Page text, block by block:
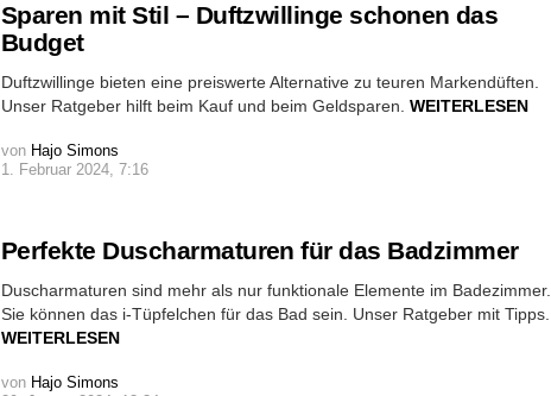
Sparen mit Stil – Duftzwillinge schonen das
Budget
Duftzwillinge bieten eine preiswerte Alternative zu teuren Markendüften.
Unser Ratgeber hilft beim Kauf und beim Geldsparen. WEITERLESEN
von Hajo Simons
1. Februar 2024, 7:16
Perfekte Duscharmaturen für das Badzimmer
Duscharmaturen sind mehr als nur funktionale Elemente im Badezimmer.
Sie können das i-Tüpfelchen für das Bad sein. Unser Ratgeber mit Tipps.
WEITERLESEN
von Hajo Simons